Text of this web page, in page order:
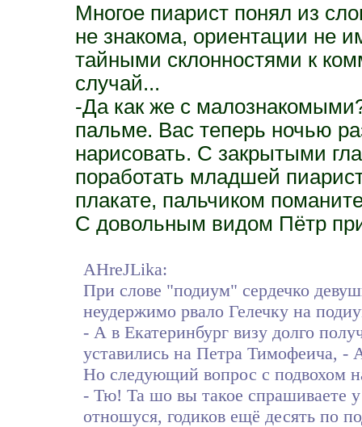
Многое пиарист понял из
не знакома, ориентации не
тайными склонностями к
случай...
-Да как же с
пальме. Вас теперь ночью
нарисовать. С закрытыми
поработать младшей
плакате, пальчиком
С довольным видом Пётр
AHreJLika:
При слове "подиум" сердечко
неудержимо рвало Гелечку на
- А в Екатеринбург визу долго
уставились на Петра Тимофеича, -
Но следующий вопрос с подвохом
- Тю! Та шо вы такое спрашиваете
отношуся, годиков ещё десять по